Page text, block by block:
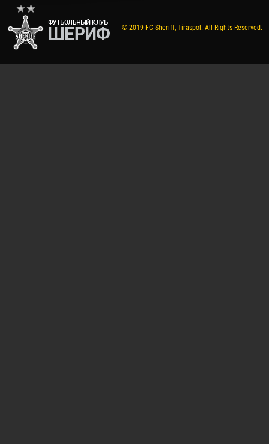
© 2019 FC Sheriff, Tiraspol. All Rights Reserved.